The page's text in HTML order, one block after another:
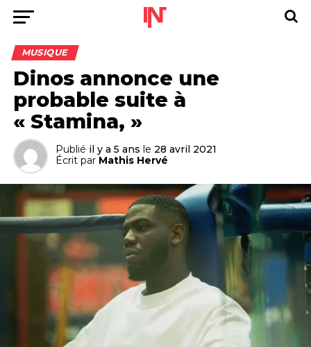
MUSIQUE
Dinos annonce une
probable suite à
« Stamina, »
Publié il y a 5 ans le 28 avril 2021
Écrit par Mathis Hervé